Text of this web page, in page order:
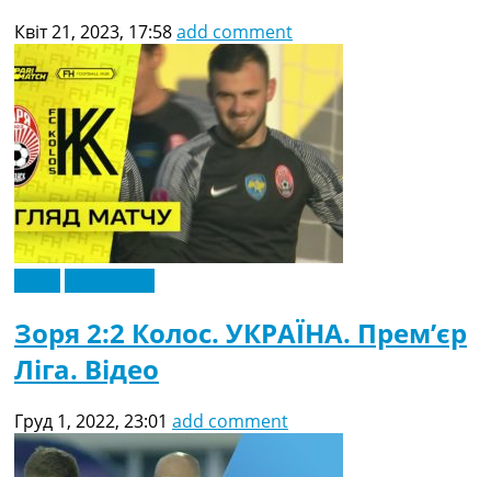
Квіт 21, 2023, 17:58add comment
Зоря 2:2 Колос. УКРАЇНА. Прем’єр
Ліга. Відео
Груд 1, 2022, 23:01 add comment